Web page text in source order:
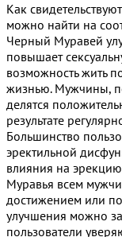
Как
можно найти на
Черный Муравей
повышает
возможность жить
жизнью. Мужчины,
делятся
результате
Большинство
эректильной
влияния на
Муравья всем
достижением или
улучшения можно
пользователи